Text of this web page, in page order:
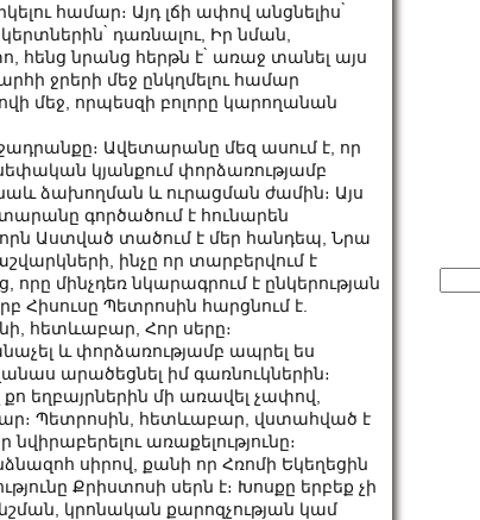
համար։ Այդ լճի ափով անցնելիս
դառնալու, Իր նման,
հենց նրանց հերթն է ̀ առաջ տանել այս
ջրերի մեջ ընկղմելու համար
մեջ, որպեսզի բոլորը կարողանան
Ավետարանը մեզ ասում է, որ
կյանքում փորձառությամբ
ձախողման և ուրացման ժամին։ Այս
գործածում է հունարեն
որն Աստված տածում է մեր հանդեպ, Նրա
ինչը որ տարբերվում է
մինչդեռ նկարագրում է ընկերության
Հիսուսը Պետրոսին հարցնում է.
հետևաբար, Հոր սերը։
և փորձառությամբ ապրել ես
արածեցնել իմ գառնուկներին։
եղբայրներին մի առավել չափով,
Պետրոսին, հետևաբար, վստահված է
առաքելությունը։
սիրով, քանի որ Հռոմի Եկեղեցին
Քրիստոսի սերն է։ Խոսքը երբեք չի
կրոնական քարոզչության կամ
for: